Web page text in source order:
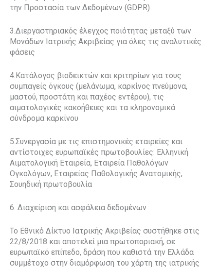
την Προστασία των Δεδομένων (GDPR)
3.Διεργαστηριακός έλεγχος ποιότητας μεταξύ των
Μονάδων Ιατρικής Ακριβείας για όλες τις αναλυτικές
φάσεις
4.Κατάλογος βιοδεικτών και κριτηρίων για τους
συμπαγείς όγκους (μελάνωμα, καρκίνος πνεύμονα,
μαστού, προστάτη και παχέος εντέρου), τις
αιματολογικές κακοήθειες και τα κληρονομικά
σύνδρομα καρκίνου
5.Συνεργασία με τις επιστημονικές εταιρείες και
αντίστοιχες ευρωπαϊκές πρωτοβουλίες: Ελληνική
Αιματολογική Εταιρεία, Εταιρεία Παθολόγων
Ογκολόγων, Εταιρείας Παθολογικής Ανατομικής,
Σουηδική πρωτοβουλία
6. Διαχείριση και ασφάλεια δεδομένων
Το Εθνικό Δίκτυο Ιατρικής Ακριβείας συστήθηκε στις
22/8/2018 και αποτελεί μια πρωτοποριακή, σε
ευρωπαϊκό επίπεδο, δράση που καθιστά την Ελλάδα
συμμέτοχο στην διαμόρφωση του χάρτη της ιατρικής